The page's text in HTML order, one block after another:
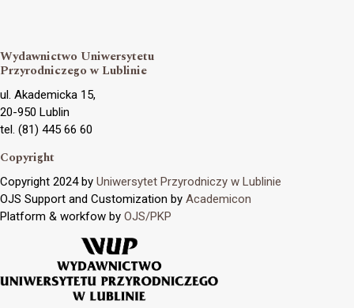
Wydawnictwo Uniwersytetu
Przyrodniczego w Lublinie
ul. Akademicka 15,
20-950 Lublin
tel. (81) 445 66 60
Copyright
Copyright 2024 by Uniwersytet Przyrodniczy w Lublinie
OJS Support and Customization by Academicon
Platform & workfow by OJS/PKP